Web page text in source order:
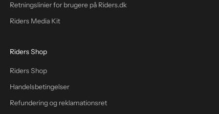
Retningslinier for brugere på Riders.dk
Riders Media Kit
Riders Shop
Riders Shop
Handelsbetingelser
Refundering og reklamationsret